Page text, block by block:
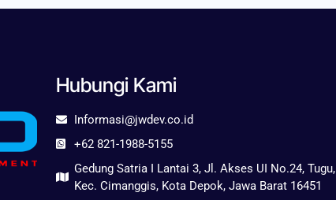
Hubungi Kami
Informasi@jwdev.co.id
+62 821-1988-5155
Gedung Satria I Lantai 3, Jl. Akses UI No.24, Tugu,
Kec. Cimanggis, Kota Depok, Jawa Barat 16451